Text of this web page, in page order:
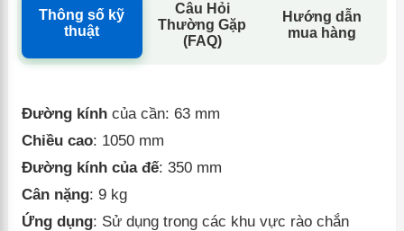
Thông số kỹ
thuật
Câu Hỏi
Thường Gặp
(FAQ)
Hướng dẫn
mua hàng
Đường kính của cần: 63 mm
Chiều cao: 1050 mm
Đường kính của đế: 350 mm
Cân nặng: 9 kg
Ứng dụng: Sử dụng trong các khu vực rào chắn